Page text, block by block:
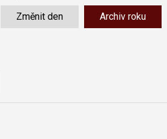
Změnit den Archiv roku